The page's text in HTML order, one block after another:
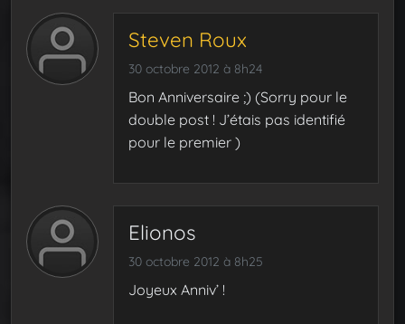
Steven Roux
30 octobre 2012 à 8h24
Bon Anniversaire ;) (Sorry pour le
double post ! J’étais pas identifié
pour le premier )
Elionos
30 octobre 2012 à 8h25
Joyeux Anniv’ !